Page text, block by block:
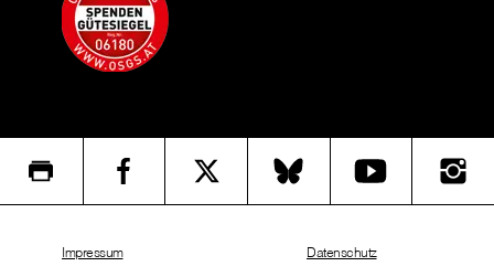
Impressum Datenschutz